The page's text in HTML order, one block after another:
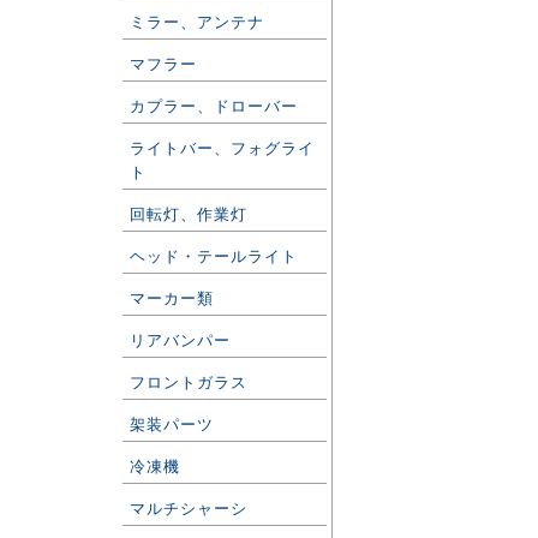
ミラー、アンテナ
マフラー
カプラー、ドローバー
ライトバー、フォグライ
ト
回転灯、作業灯
ヘッド・テールライト
マーカー類
リアバンパー
フロントガラス
架装パーツ
冷凍機
マルチシャーシ